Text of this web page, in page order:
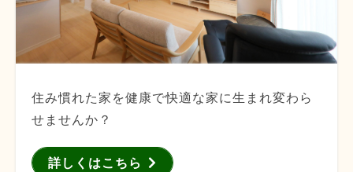
住み慣れた家を健康で快適な家に生まれ変わら
せませんか？
詳しくはこちら